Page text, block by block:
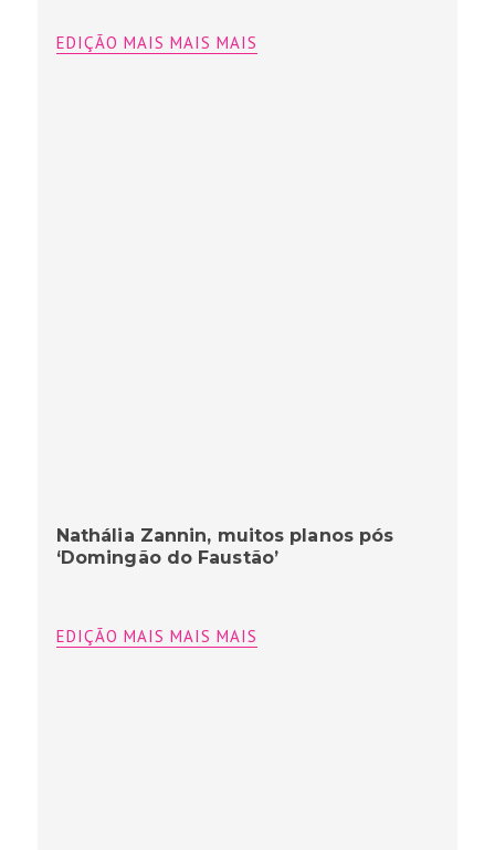
EDIÇÃO MAIS MAIS MAIS
Nathália Zannin, muitos planos pós
‘Domingão do Faustão’
EDIÇÃO MAIS MAIS MAIS